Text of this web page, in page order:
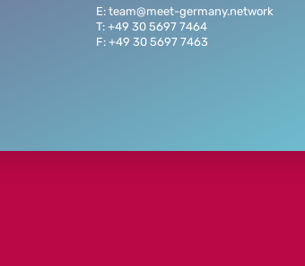
E: team@meet-germany.network
T: +49 30 5697 7464
F: +49 30 5697 7463